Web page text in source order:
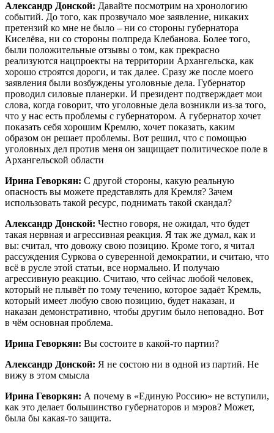
Александр Донской: Давайте посмотрим на хронологию
событий. До того, как прозвучало мое заявление, никаких
претензий ко мне не было – ни со стороны губернатора
Киселёва, ни со стороны полпреда Клебанова. Более того,
были положительные отзывы о том, как прекрасно
реализуются нацпроекты на территории Архангельска, как
хорошо строятся дороги, и так далее. Сразу же после моего
заявления были возбуждены уголовные дела. Губернатор
проводил силовые планерки. И президент подтверждает мои
слова, когда говорит, что уголовные дела возникли из-за того,
что у нас есть проблемы с губернатором. А губернатор хочет
показать себя хорошим Кремлю, хочет показать, каким
образом он решает проблемы. Вот решил, что с помощью
уголовных дел против меня он защищает политическое поле в
Архангельской области
Ирина Геворкян: С другой стороны, какую реальную
опасность вы можете представлять для Кремля? Зачем
использовать такой ресурс, поднимать такой скандал?
Александр Донской: Честно говоря, не ожидал, что будет
такая нервная и агрессивная реакция. Я так же думал, как и
вы: считал, что довожу свою позицию. Кроме того, я читал
рассуждения Суркова о суверенной демократии, и считаю, что
всё в русле этой статьи, все нормально. И получаю
агрессивную реакцию. Считаю, что сейчас любой человек,
который не плывёт по тому течению, которое задаёт Кремль,
который имеет любую свою позицию, будет наказан, и
наказан демонстративно, чтобы другим было неповадно. Вот
в чём основная проблема.
Ирина Геворкян: Вы состоите в какой-то партии?
Александр Донской: Я не состою ни в одной из партий. Не
вижу в этом смысла
Ирина Геворкян: А почему в «Единую Россию» не вступили,
как это делает большинство губернаторов и мэров? Может,
была бы какая-то защита.